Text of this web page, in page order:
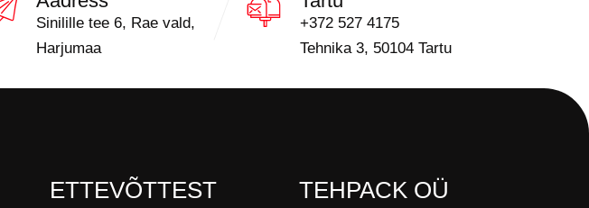
Sinilille tee 6, Rae vald,
Harjumaa
+372 527 4175
Tehnika 3, 50104 Tartu
ETTEVÕTTEST TEHPACK OÜ